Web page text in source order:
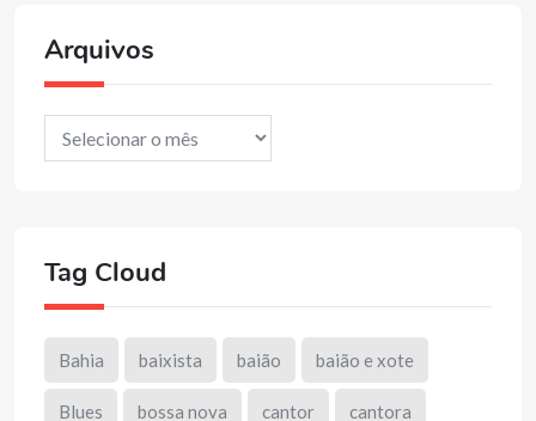
Arquivos
Arquivos
Tag Cloud
Bahia baixista baião baião e xote
Blues bossa nova cantor cantora